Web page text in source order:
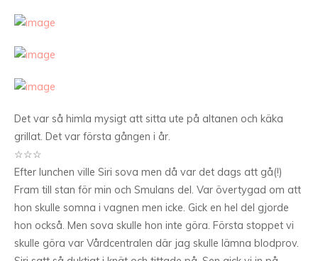
Det var så himla mysigt att sitta ute på altanen och käka
grillat. Det var första gången i år.
☆☆☆
Efter lunchen ville Siri sova men då var det dags att gå(!)
Fram till stan för min och Smulans del. Var övertygad om att
hon skulle somna i vagnen men icke. Gick en hel del gjorde
hon också. Men sova skulle hon inte göra. Första stoppet vi
skulle göra var Vårdcentralen där jag skulle lämna blodprov.